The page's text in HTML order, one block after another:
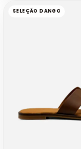
SELEÇÃO DANGO